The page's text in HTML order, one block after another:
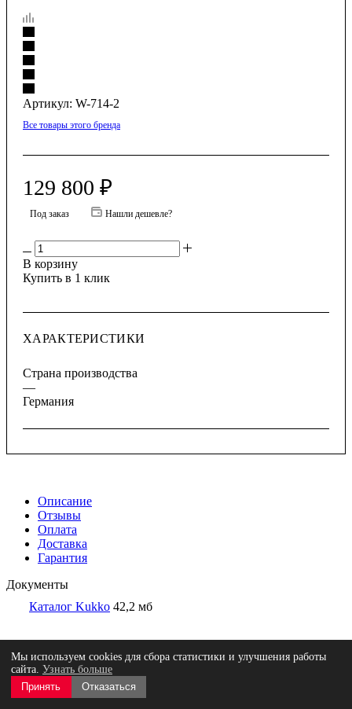
Артикул: W-714-2
Все товары этого бренда
129 800 ₽
Под заказ Нашли дешевле?
В корзину
Купить в 1 клик
ХАРАКТЕРИСТИКИ
Страна производства
—
Германия
Описание
Отзывы
Оплата
Доставка
Гарантия
Документы
Каталог Kukko 42,2 мб
Мы используем cookies для сбора статистики и улучшения работы
сайта. Узнать больше
Принять
Отказаться